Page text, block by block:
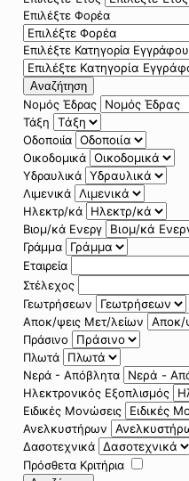
Επιλέξτε Φορέα
Επιλέξτε Κατηγορία Εγγράφου
Αναζήτηση
Νομός Έδρας
Τάξη
Οδοποιία
Οικοδομικά
Υδραυλικά
Λιμενικά
Ηλεκτρ/κά
Βιομ/κά Ενεργ
Γράμμα
Εταιρεία
Στέλεχος
Γεωτρήσεων
Αποκ/ψεις Μετ/λείων
Πράσινο
Πλωτά
Νερά - Απόβλητα
Ηλεκτρονικός Εξοπλισμός
Ειδικές Μονώσεις
Ανελκυστήρων
Δασοτεχνικά
Πρόσθετα Κριτήρια